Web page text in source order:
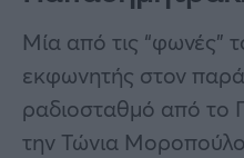
Μία από τις “φωνές”
εκφωνητής στον
ραδιοσταθμό από το
την Τώνια